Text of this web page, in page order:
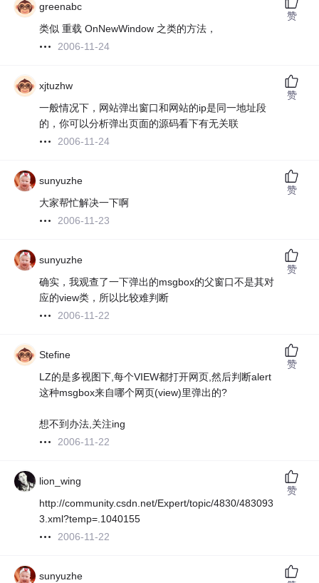
greenabc
类似 重载 OnNewWindow 之类的方法，
2006-11-24
赞
xjtuzhw
一般情况下，网站弹出窗口和网站的ip是同一地址段
的，你可以分析弹出页面的源码看下有无关联
2006-11-24
赞
sunyuzhe
大家帮忙解决一下啊
2006-11-23
赞
sunyuzhe
确实，我观查了一下弹出的msgbox的父窗口不是其对
应的view类，所以比较难判断
2006-11-22
赞
Stefine
LZ的是多视图下,每个VIEW都打开网页,然后判断alert
这种msgbox来自哪个网页(view)里弹出的?
想不到办法,关注ing
2006-11-22
赞
lion_wing
http://community.csdn.net/Expert/topic/4830/483093
3.xml?temp=.1040155
2006-11-22
赞
sunyuzhe